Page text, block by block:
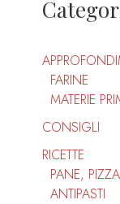
FARINE
MATERIE
CONSIGLI
RICETTE
PANE,
ANTIPASTI